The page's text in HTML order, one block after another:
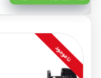
نا موجود